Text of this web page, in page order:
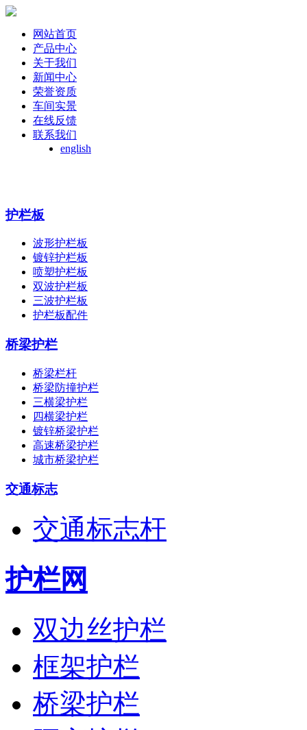
网站首页
产品中心
关于我们
新闻中心
荣誉资质
车间实景
在线反馈
联系我们
english
护栏板
波形护栏板
镀锌护栏板
喷塑护栏板
双波护栏板
三波护栏板
护栏板配件
桥梁护栏
桥梁栏杆
桥梁防撞护栏
三横梁护栏
四横梁护栏
镀锌桥梁护栏
高速桥梁护栏
城市桥梁护栏
交通标志
交通标志杆
护栏网
双边丝护栏
框架护栏
桥梁护栏